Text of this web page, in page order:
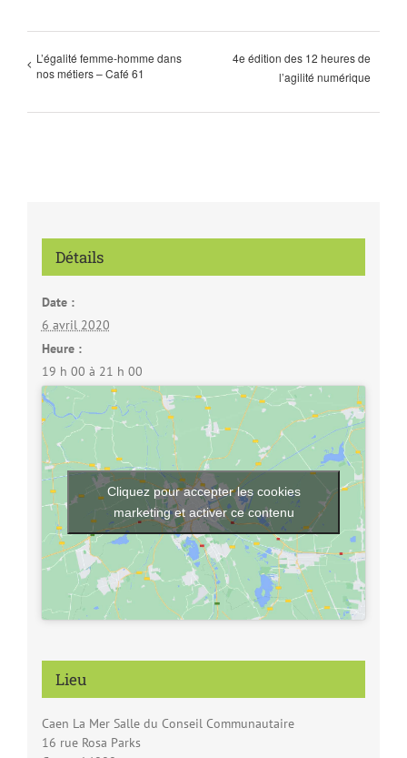
L’égalité femme-homme dans
nos métiers – Café 61
4e édition des 12 heures de
l’agilité numérique
Détails
Date :
6 avril 2020
Heure :
19 h 00 à 21 h 00
Lieu
Caen La Mer Salle du Conseil Communautaire
16 rue Rosa Parks
Cliquez pour accepter les cookies
marketing et activer ce contenu